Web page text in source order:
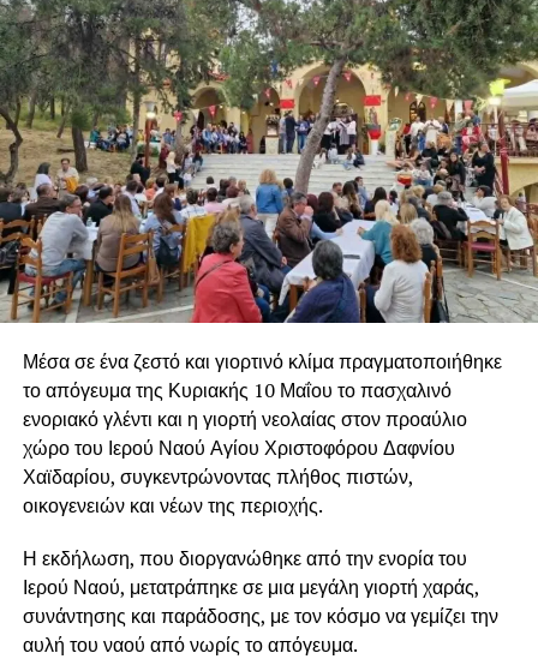
Μέσα σε ένα ζεστό και γιορτινό κλίμα πραγματοποιήθηκε
το απόγευμα της Κυριακής 10 Μαΐου το πασχαλινό
ενοριακό γλέντι και η γιορτή νεολαίας στον προαύλιο
χώρο του Ιερού Ναού Αγίου Χριστοφόρου Δαφνίου
Χαϊδαρίου, συγκεντρώνοντας πλήθος πιστών,
οικογενειών και νέων της περιοχής.
Η εκδήλωση, που διοργανώθηκε από την ενορία του
Ιερού Ναού, μετατράπηκε σε μια μεγάλη γιορτή χαράς,
συνάντησης και παράδοσης, με τον κόσμο να γεμίζει την
αυλή του ναού από νωρίς το απόγευμα.